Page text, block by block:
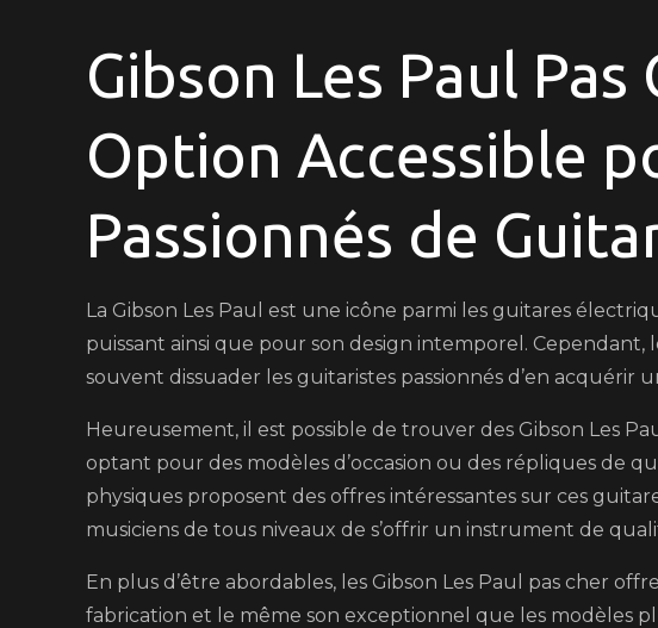
Gibson
Paul
de
Qualité
à
Abordable
Gibson Les Paul Pas
Option Accessible
Passionnés de
La Gibson Les Paul est une icône parmi les guitares
puissant ainsi que pour son design intemporel.
souvent dissuader les guitaristes passionnés d’en acquérir
Heureusement, il est possible de trouver des Gibson Les
optant pour des modèles d’occasion ou des répliques de
physiques proposent des offres intéressantes sur ces
musiciens de tous niveaux de s’offrir un instrument de
En plus d’être abordables, les Gibson Les Paul pas cher
fabrication et le même son exceptionnel que les modèles